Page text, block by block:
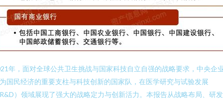
年，面对全球公共卫生挑战与国家科技自立自强的战略要求，中央企
国民经济的重要支柱与科技创新的国家队，在医学研究与试验发展
）领域展现了强大的战略定力与创新活力。本报告从战略布局、研